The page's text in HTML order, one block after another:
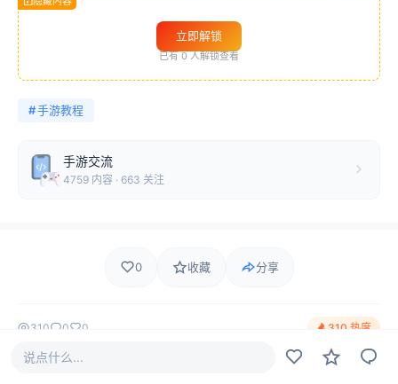
立即解锁
已有 0 人解锁查看
#手游教程
手游交流
4759 内容 · 663 关注
0 收藏 分享
310 0 0 310 热度
说点什么...